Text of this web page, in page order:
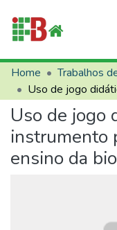
Communities &
All of RIIFB
Manuals and Terms
Statistics
About RIIFB
Home
Uso de jogo
instrumento
ensino da